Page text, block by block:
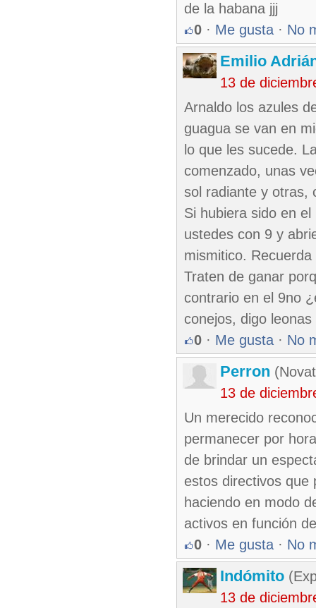
de la habana jjj
0 · Me gusta · No
Emilio
13 de
Arnaldo los azules
guagua se van en
lo que les sucede.
comenzado, unas
sol radiante y otras,
Si hubiera sido en
ustedes con 9 y
mismitico.
Traten de ganar
contrario en el 9no
conejos, digo leonas
0 · Me gusta · No
Perron
13 de
Un merecido
permanecer por
de brindar un
estos directivos que
haciendo en modo
activos en función
0 · Me gusta · No
Indómito
13 de